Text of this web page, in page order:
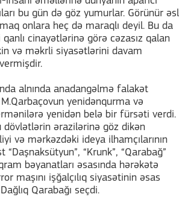
bu gün də göz yumurlar. Görünür əsl
onlara heç də maraqlı deyil. Bu da
cinayətlərinə görə cəzasız qalan
və məkrli siyasətlərini davam
alnında anadangəlmə falakət
yenidənqurma və
yenidən belə bir fürsəti verdi.
dövlətlərin ərazilərinə göz dikən
və mərkəzdəki ideya ilhamçılarının
“Krunk”, “Qarabağ”
bəyanatları əsasında hərəkətə
maşını işğalçılıq siyasətinin əsas
Qarabağı seçdi.